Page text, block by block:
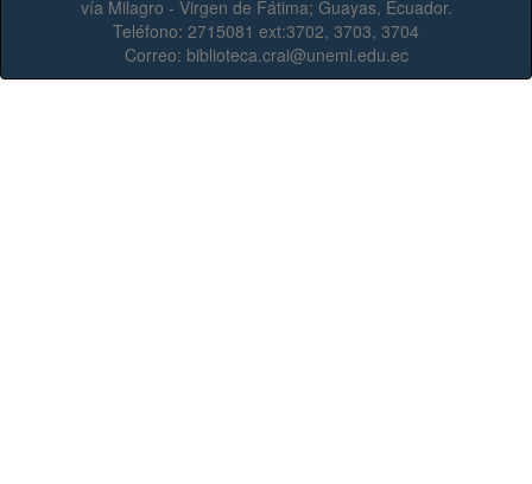
vía Milagro - Virgen de Fátima; Guayas, Ecuador.
Teléfono: 2715081 ext:3702, 3703, 3704
Correo: biblioteca.crai@unemi.edu.ec